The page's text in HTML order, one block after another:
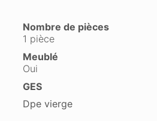
Nombre de pièces
1 pièce
Meublé
Oui
GES
Dpe vierge